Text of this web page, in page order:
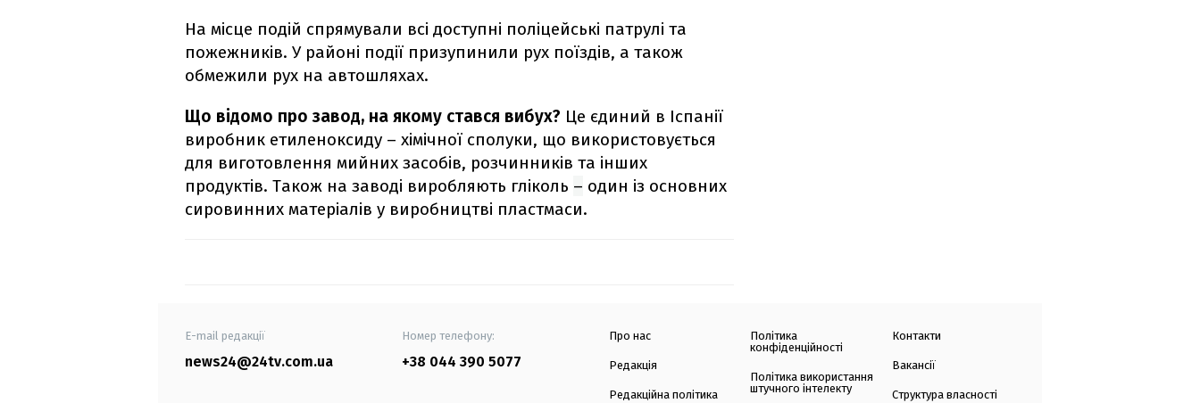
На місце подій спрямували всі доступні поліцейські патрулі та
пожежників. У районі події призупинили рух поїздів, а також
обмежили рух на автошляхах.
Що відомо про завод, на якому стався вибух? Це єдиний в Іспанії
виробник етиленоксиду – хімічної сполуки, що використовується
для виготовлення мийних засобів, розчинників та інших
продуктів. Також на заводі виробляють гліколь – один із основних
сировинних матеріалів у виробництві пластмаси.
E-mail редакції
news24@24tv.com.ua
Номер телефону:
+38 044 390 5077
Про нас
Редакція
Редакційна політика
Політика
конфіденційності
Політика використання
штучного інтелекту
Контакти
Вакансії
Структура власності